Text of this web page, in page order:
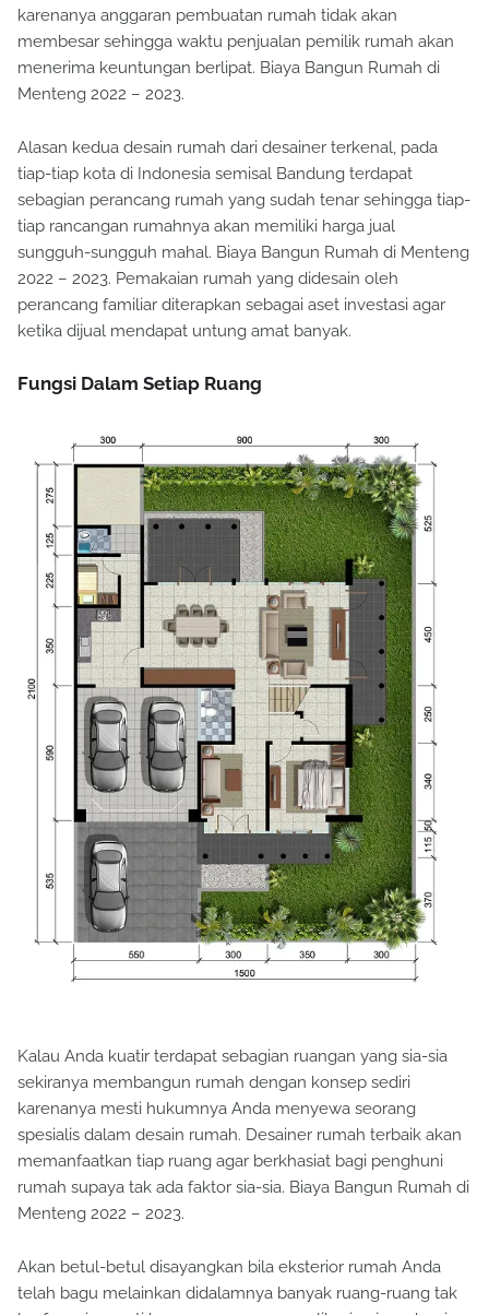
karenanya anggaran pembuatan rumah tidak akan
membesar sehingga waktu penjualan pemilik rumah akan
menerima keuntungan berlipat. Biaya Bangun Rumah di
Menteng 2022 – 2023.
Alasan kedua desain rumah dari desainer terkenal, pada
tiap-tiap kota di Indonesia semisal Bandung terdapat
sebagian perancang rumah yang sudah tenar sehingga tiap-
tiap rancangan rumahnya akan memiliki harga jual
sungguh-sungguh mahal. Biaya Bangun Rumah di Menteng
2022 – 2023. Pemakaian rumah yang didesain oleh
perancang familiar diterapkan sebagai aset investasi agar
ketika dijual mendapat untung amat banyak.
Fungsi Dalam Setiap Ruang
Kalau Anda kuatir terdapat sebagian ruangan yang sia-sia
sekiranya membangun rumah dengan konsep sediri
karenanya mesti hukumnya Anda menyewa seorang
spesialis dalam desain rumah. Desainer rumah terbaik akan
memanfaatkan tiap ruang agar berkhasiat bagi penghuni
rumah supaya tak ada faktor sia-sia. Biaya Bangun Rumah di
Menteng 2022 – 2023.
Akan betul-betul disayangkan bila eksterior rumah Anda
telah bagu melainkan didalamnya banyak ruang-ruang tak